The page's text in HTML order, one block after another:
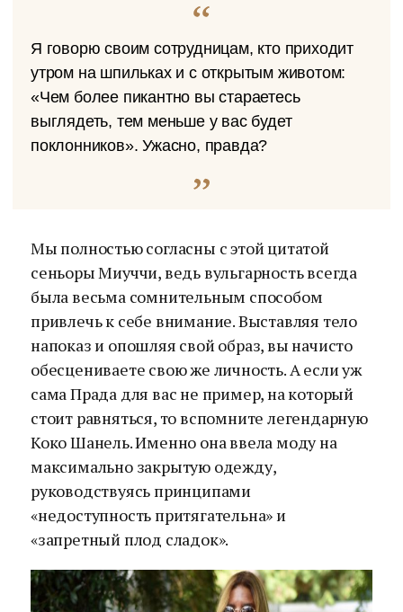
Я говорю своим сотрудницам, кто приходит
утром на шпильках и с открытым животом:
«Чем более пикантно вы стараетесь
выглядеть, тем меньше у вас будет
поклонников». Ужасно, правда?
Мы полностью согласны с этой цитатой
сеньоры Миуччи, ведь вульгарность всегда
была весьма сомнительным способом
привлечь к себе внимание. Выставляя тело
напоказ и опошляя свой образ, вы начисто
обесцениваете свою же личность. А если уж
сама Прада для вас не пример, на который
стоит равняться, то вспомните легендарную
Коко Шанель. Именно она ввела моду на
максимально закрытую одежду,
руководствуясь принципами
«недоступность притягательна» и
«запретный плод сладок».